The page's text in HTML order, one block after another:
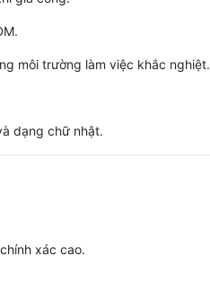
môi trường làm việc khắc nghiệt.
dạng chữ nhật.
xác cao.